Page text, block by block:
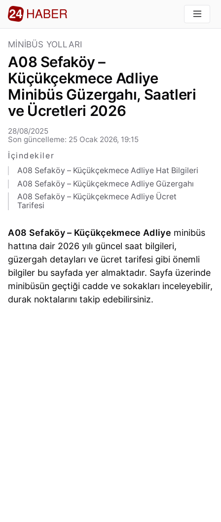
MINIBÜS YOLLARI
A08 Sefaköy –
Küçükçekmece Adliye
Minibüs Güzergahı, Saatleri
ve Ücretleri 2026
28/08/2025
Son güncelleme: 25 Ocak 2026, 19:15
İçindekiler
A08 Sefaköy – Küçükçekmece Adliye Hat Bilgileri
A08 Sefaköy – Küçükçekmece Adliye Güzergahı
A08 Sefaköy – Küçükçekmece Adliye Ücret
Tarifesi
A08 Sefaköy – Küçükçekmece Adliye minibüs
hattına dair 2026 yılı güncel saat bilgileri,
güzergah detayları ve ücret tarifesi gibi önemli
bilgiler bu sayfada yer almaktadır. Sayfa üzerinde
minibüsün geçtiği cadde ve sokakları inceleyebilir,
durak noktalarını takip edebilirsiniz.